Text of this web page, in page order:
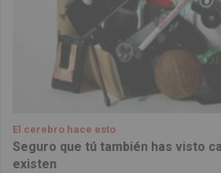
El cerebro hace esto
Seguro que tú también has visto
existen